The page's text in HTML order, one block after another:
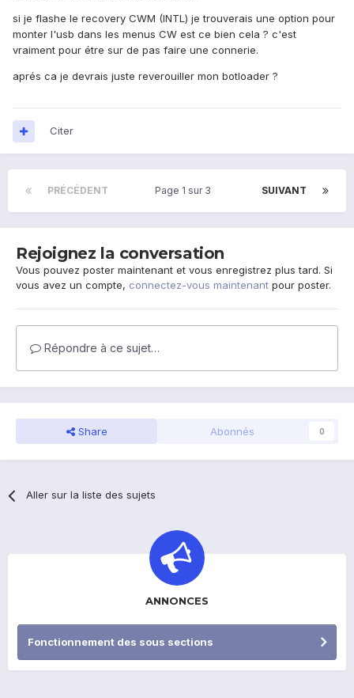
si je flashe le recovery CWM (INTL) je trouverais une option pour
monter l'usb dans les menus CW est ce bien cela ? c'est
vraiment pour étre sur de pas faire une connerie.
aprés ca je devrais juste reverouiller mon botloader ?
Citer
PRÉCÉDENT SUIVANT
Page 1 sur 3
Rejoignez la conversation
Vous pouvez poster maintenant et vous enregistrez plus tard. Si
vous avez un compte, connectez-vous maintenant pour poster.
Répondre à ce sujet…
Share Abonnés 0
Aller sur la liste des sujets
ANNONCES
Fonctionnement des sous sections